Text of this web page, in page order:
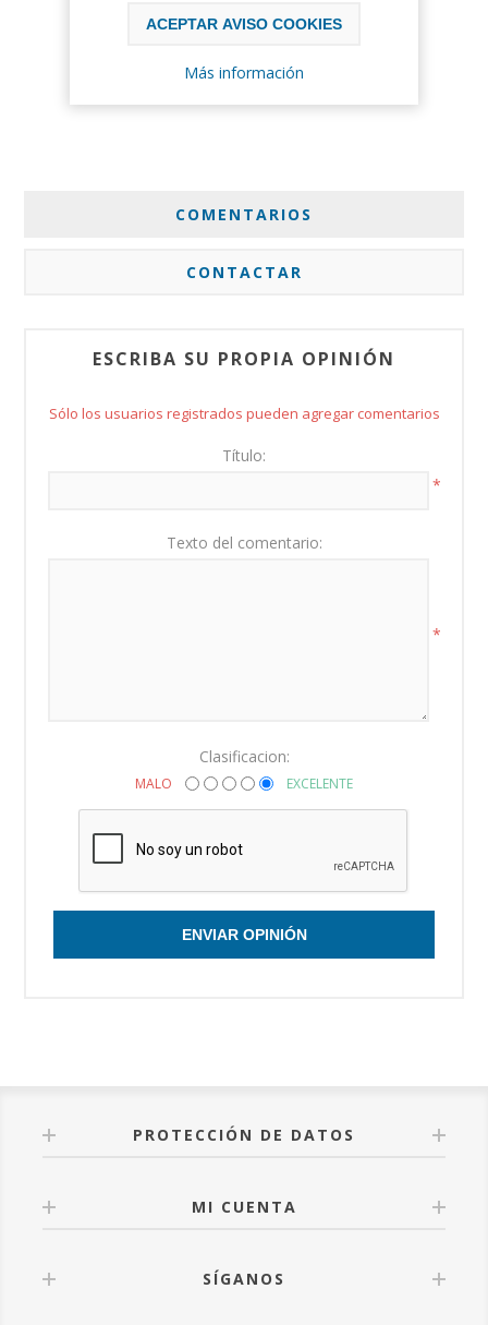
COMENTARIOS
CONTACTAR
ESCRIBA SU PROPIA OPINIÓN
Sólo los usuarios registrados pueden agregar comentarios
Título:
*
Texto del comentario:
*
Clasificacion:
MALO EXCELENTE
ENVIAR OPINIÓN
PROTECCIÓN DE DATOS
MI CUENTA
SÍGANOS
ACEPTAR AVISO COOKIES
Más información